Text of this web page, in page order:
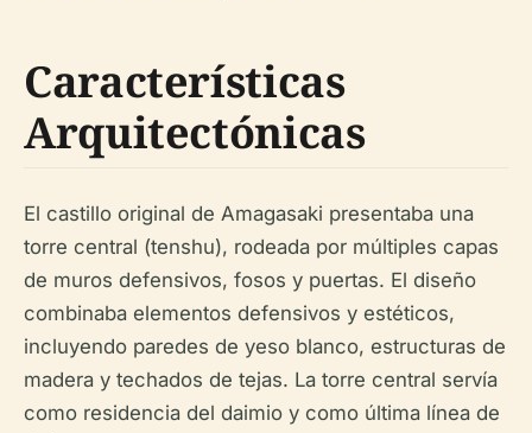
Características
Arquitectónicas
El castillo original de Amagasaki presentaba una
torre central (tenshu), rodeada por múltiples capas
de muros defensivos, fosos y puertas. El diseño
combinaba elementos defensivos y estéticos,
incluyendo paredes de yeso blanco, estructuras de
madera y techados de tejas. La torre central servía
como residencia del daimio y como última línea de